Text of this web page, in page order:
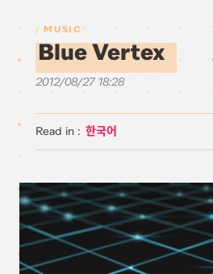
MUSIC
Blue Vertex
2012/08/27 18:28
한국어